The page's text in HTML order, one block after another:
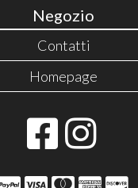
Negozio
Contatti
Homepage